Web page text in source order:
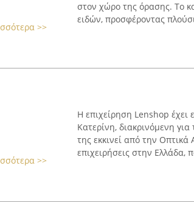
>>
στον χώρο της όρασης. Το
ειδών, προσφέροντας
>>
Η επιχείρηση Lenshop έχει
Κατερίνη, διακρινόμενη
της εκκινεί από την Οπτικά
επιχειρήσεις στην Ελλάδα,